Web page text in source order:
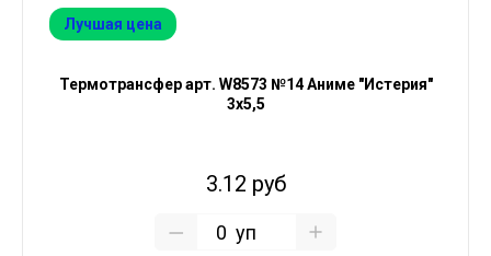
Лучшая цена
Термотрансфер арт. W8573 №14 Аниме "Истерия"
3х5,5
3.12 руб
уп